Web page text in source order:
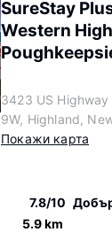
SureStay
Western
3423 US
9W, Highland,
Покажи карта
7.8/10
5.9 km